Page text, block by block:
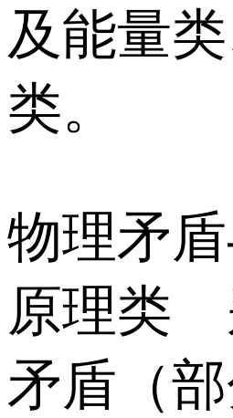
及能量
类。
物理矛
原理类
矛盾（